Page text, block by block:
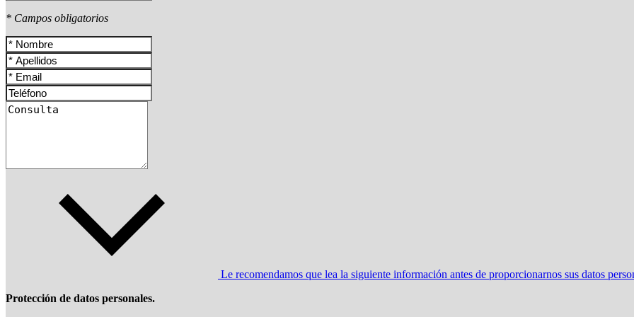
* Campos obligatorios
Le recomendamos que lea la siguiente información antes de proporcionarnos sus datos
Protección de datos personales.